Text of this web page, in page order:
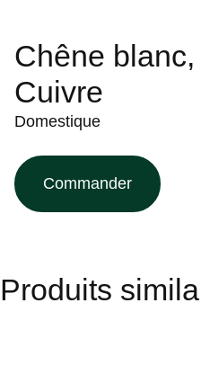
Chêne
Cuivre
Domestique
Commander
Produits